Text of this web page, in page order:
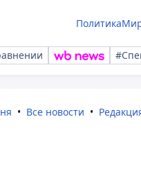
Политика
Все новости